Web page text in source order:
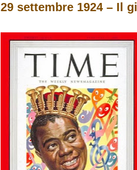
29 settembre 1924 – Il